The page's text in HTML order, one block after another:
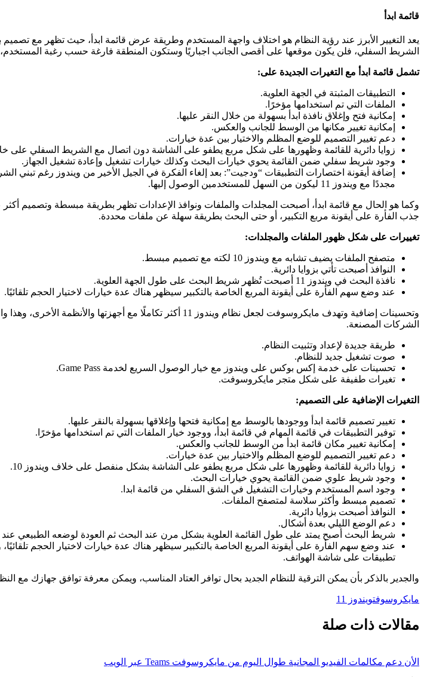
قائمة ابدأ
يعد التغيير الأبرز عند رؤية النظام هو اختلاف واجهة المستخدم وطريقة عرض قائمة ابدأ، حيث تظهر مع
الشريط السفلي، فلن يكون موقعها على أقصى الجانب اجباريًا وستكون المنطقة فارغة حسب رغبة المستخدم،
تشمل قائمة ابدأ مع التغيرات الجديدة على:
التطبيقات المثبتة في الجهة العلوية.
الملفات التي تم استخدامها مؤخرًا.
إمكانية فتح وإغلاق نافذة ابدأ بسهولة من خلال النقر عليها.
إمكانية تغيير مكانها من الوسط للجانب والعكس.
دعم تغيير التصميم للوضع المظلم والاختيار بين عدة خيارات.
زوايا دائرية للقائمة وظهورها على شكل مربع يطفو على الشاشة دون اتصال مع الشريط السفلي على خلاف
وجود شريط سفلي ضمن القائمة يحوي خيارات البحث وكذلك خيارات تشغيل وإعادة تشغيل الجهاز.
إضافة أيقونة اختصارات التطبيقات “ودجيت”: بعد إلغاء الفكرة في الجيل الأخير من ويندوز رغم
مجددًا مع ويندوز 11 ليكون من السهل للمستخدمين الوصول إليها.
وكما هو الحال مع قائمة ابدأ، أصبحت المجلدات والملفات ونوافذ الإعدادات تظهر بطريقة مبسطة وتصميم أكثر
جذب الفأرة على أيقونة مربع التكبير، أو حتى البحث بطريقة سهلة عن ملفات محددة.
تغييرات على شكل ظهور الملفات والمجلدات:
متصفح الملفات يضيف تشابه مع ويندوز 10 لكته مع تصميم مبسط.
النوافذ أصبحت تأتي بزوايا دائرية.
نافذة البحث في ويندوز 11 أصبحت تُظهر شريط البحث على طول الجهة العلوية.
عند وضع سهم الفأرة على أيقونة المربع الخاصة بالتكبير سيظهر هناك عدة خيارات لاختيار الحجم تلقائيًا.
وتحسينات إضافية وتهدف مايكروسوفت لجعل نظام ويندوز 11 أكثر
الشركات المصنعة.
طريقة جديدة لإعداد وتثبيت النظام.
صوت تشغيل جديد للنظام.
تحسينات على خدمة إكس بوكس على ويندوز مع خيار الوصول السريع لخدمة Game Pass.
تغيرات طفيفة على شكل متجر مايكروسوفت.
التغيرات الإضافية على التصميم:
تغيير تصميم قائمة ابدأ ووجودها بالوسط مع إمكانية فتحها وإغلاقها بسهولة بالنقر عليها.
توفير التطبيقات في قائمة المهام في قائمة ابدأ، ووجود خيار الملفات التي تم استخدامها مؤخرًا.
إمكانية تغيير مكان قائمة ابدأ من الوسط للجانب والعكس.
دعم تغيير التصميم للوضع المظلم والاختيار بين عدة خيارات.
زوايا دائرية للقائمة وظهورها على شكل مربع يطفو على الشاشة بشكل منفصل على خلاف ويندوز 10.
وجود شريط علوي ضمن القائمة يحوي خيارات البحث.
وجود اسم المستخدم وخيارات التشغيل في الشق السفلي من قائمة ابدا.
تصميم مبسط وأكثر سلاسة لمتصفح الملفات.
النوافذ أصبحت بزوايا دائرية.
دعم الوضع الليلي بعدة أشكال.
شريط البحث أصبح يمتد على طول القائمة العلوية بشكل مرن عند البحث ثم العودة لوضعه الطبيعي عند
عند وضع سهم الفأرة على أيقونة المربع الخاصة بالتكبير سيظهر هناك عدة خيارات لاختيار الحجم
تطبيقات على شاشة الهواتف.
والجدير بالذكر بأن يمكن الترقية للنظام الجديد بحال توافر العتاد المناسب، ويمكن معرفة توافق جهازك مع
مايكروسوفتويندوز 11
مقالات ذات صلة
الأن دعم مكالمات الفيديو المجانية طوال اليوم من مايكروسوفت Teams عبر الويب